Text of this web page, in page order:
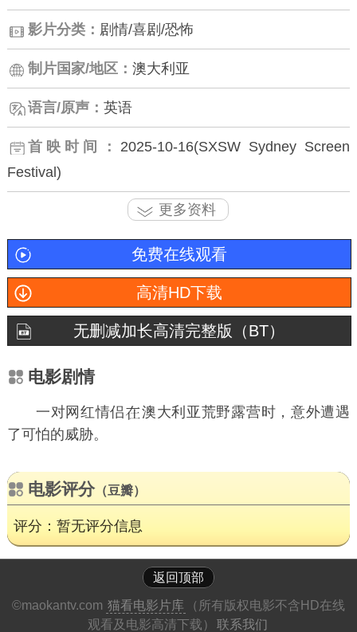
影片分类： 剧情/喜剧/恐怖
制片国家/地区： 澳大利亚
语言/原声： 英语
首映时间： 2025-10-16(SXSW Sydney Screen
Festival)
更多资料
免费在线观看
高清HD下载
无删减加长高清完整版（BT）
电影剧情
一对网红情侣
澳大利亚荒野露营时，意外遭遇
了可怕的威胁。
电影评分（豆瓣）
评分：暂无评分信息
返回顶部
©maokantv.com 猫看电影片库
（所有版权电影不含HD在线
观看及电影高清下载）
联系我们